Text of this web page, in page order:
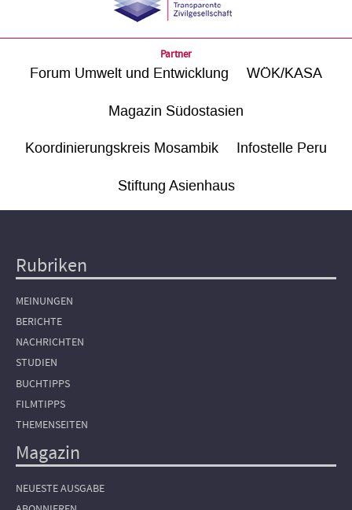
Partner
Forum Umwelt und Entwicklung WÖK/KASA
Magazin Südostasien
Koordinierungskreis Mosambik Infostelle Peru
Stiftung Asienhaus
Hauptnavigation
Rubriken
MEINUNGEN
BERICHTE
NACHRICHTEN
STUDIEN
BUCHTIPPS
FILMTIPPS
THEMENSEITEN
Magazin
NEUESTE AUSGABE